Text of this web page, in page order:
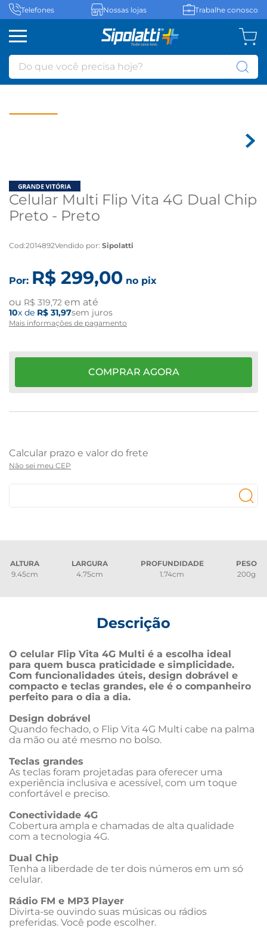
Telefones Nossas lojas Trabalhe conosco
Do que você precisa hoje?
Celular Multi Flip Vita 4G Dual Chip
Preto - Preto
Cod:2014892Vendido por: Sipolatti
Por: R$ 299,00 no pix
ou R$ 319,72 em até
10x de R$ 31,97sem juros
Mais informações de pagamento
COMPRAR AGORA
Não sei meu CEP
ALTURA
9.45cm
LARGURA
4.75cm
PROFUNDIDADE
1.74cm
PESO
200g
Descrição
O celular Flip Vita 4G Multi é a escolha ideal
para quem busca praticidade e simplicidade.
Com funcionalidades úteis, design dobrável e
compacto e teclas grandes, ele é o companheiro
perfeito para o dia a dia.
Design dobrável
Quando fechado, o Flip Vita 4G Multi cabe na palma
da mão ou até mesmo no bolso.
Teclas grandes
As teclas foram projetadas para oferecer uma
experiência inclusiva e acessível, com um toque
confortável e preciso.
Conectividade 4G
Cobertura ampla e chamadas de alta qualidade
com a tecnologia 4G.
Dual Chip
Tenha a liberdade de ter dois números em um só
celular.
Rádio FM e MP3 Player
Divirta-se ouvindo suas músicas ou rádios
preferidas. Você pode escolher.